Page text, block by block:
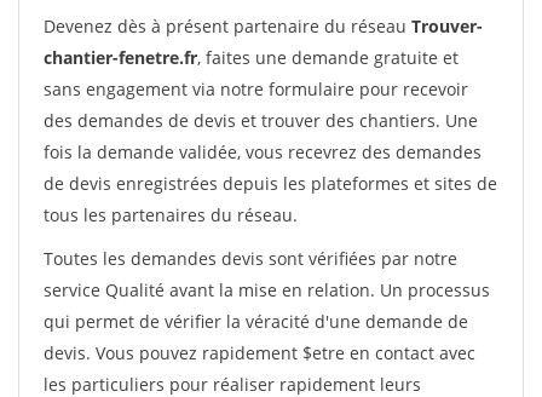
Devenez dès à présent partenaire du réseau Trouver-
chantier-fenetre.fr, faites une demande gratuite et
sans engagement via notre formulaire pour recevoir
des demandes de devis et trouver des chantiers. Une
fois la demande validée, vous recevrez des demandes
de devis enregistrées depuis les plateformes et sites de
tous les partenaires du réseau.
Toutes les demandes devis sont vérifiées par notre
service Qualité avant la mise en relation. Un processus
qui permet de vérifier la véracité d'une demande de
devis. Vous pouvez rapidement $etre en contact avec
les particuliers pour réaliser rapidement leurs